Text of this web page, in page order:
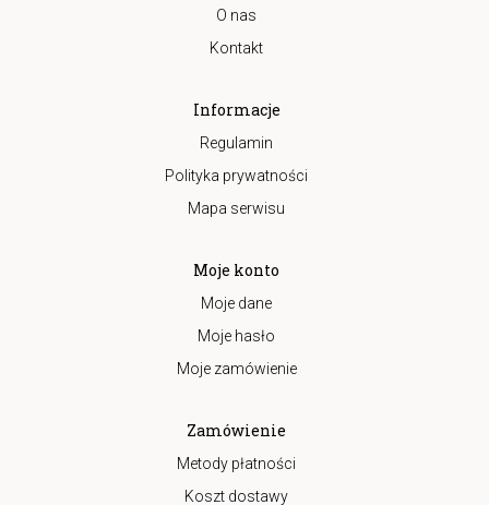
O nas
Kontakt
Informacje
Regulamin
Polityka prywatności
Mapa serwisu
Moje konto
Moje dane
Moje hasło
Moje zamówienie
Zamówienie
Metody płatności
Koszt dostawy